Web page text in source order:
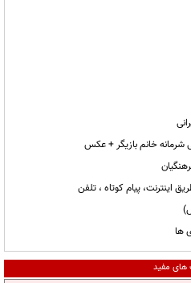
خانم بازیگر + عکس
اینترنت، پیام کوتاه ، تلفن
ها
های مفید